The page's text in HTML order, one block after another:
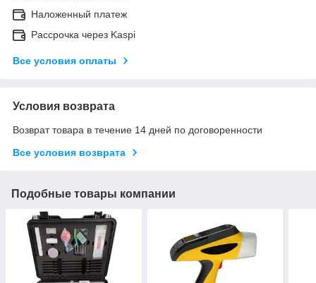
Наложенный платеж
Рассрочка через Kaspi
Все условия оплаты
Условия возврата
Возврат товара в течение 14 дней по договоренности
Все условия возврата
Подобные товары компании